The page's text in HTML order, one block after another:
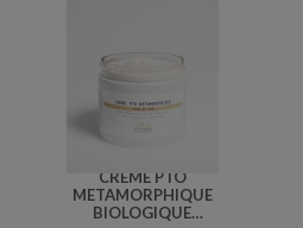
CREME PTO
METAMORPHIQUE
BIOLOGIQUE